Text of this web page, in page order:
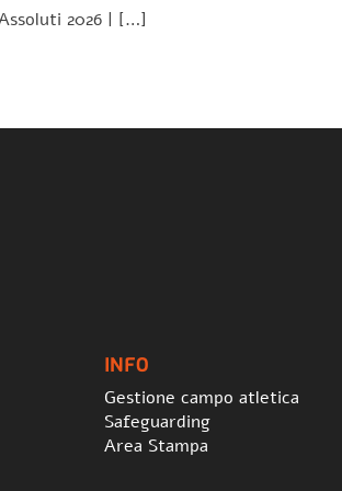
2026 | […]
INFO
Gestione campo atletica
Safeguarding
Area Stampa